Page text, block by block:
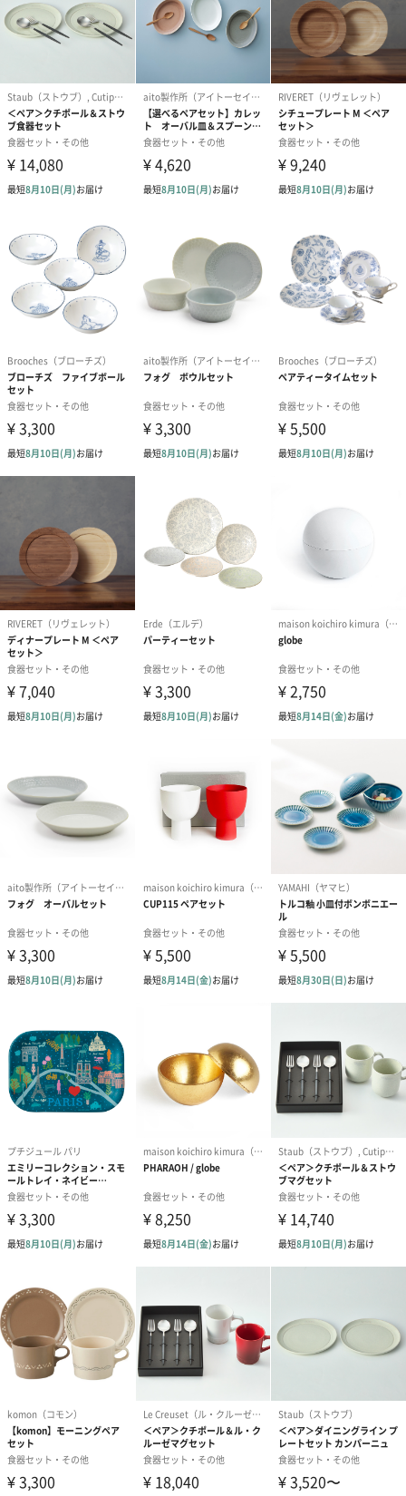
原材料
磁器
重さ/内容量
380g
外装の形状
直方体化粧箱
サイズ（外
装）
200mm・270mm・140mm
パッケージ内
同梱物
しおり
製造国
商品オプション情報
包装紙
あり（110円）